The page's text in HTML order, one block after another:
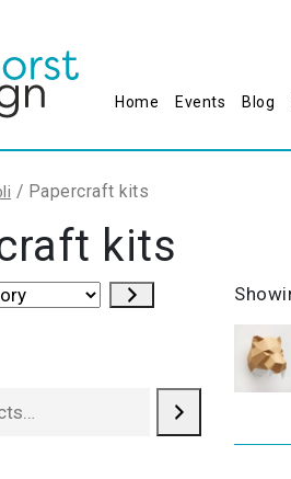
Home Events Blog
/ Papercraft kits
kits